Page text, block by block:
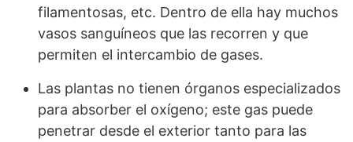
filamentosas, etc. Dentro de ella hay muchos
vasos sanguíneos que las recorren y que
permiten el intercambio de gases.
Las plantas no tienen órganos especializados
para absorber el oxígeno; este gas puede
penetrar desde el exterior tanto para las